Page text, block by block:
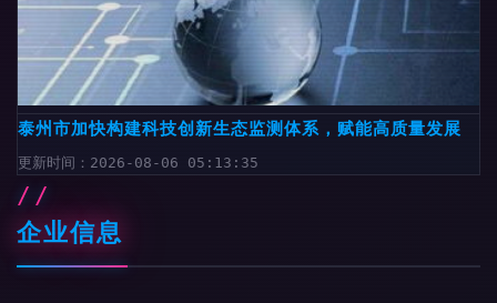
泰州市加快构建科技创新生态监测体系，赋能高质量发展
更新时间：2026-08-06 05:13:35
企业信息